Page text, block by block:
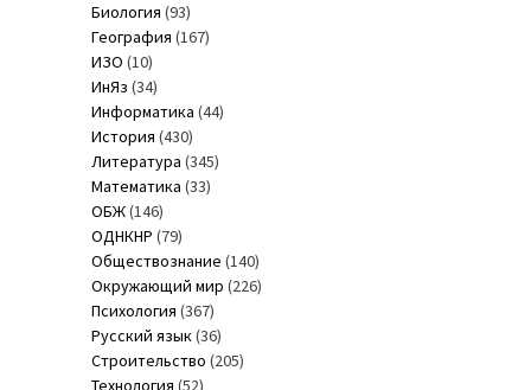
Биология (93)
География (167)
ИЗО (10)
ИнЯз (34)
Информатика (44)
История (430)
Литература (345)
Математика (33)
ОБЖ(146)
ОДНКНР (79)
Обществознание (140)
Окружающий мир (226)
Психология (367)
Русский язык(36)
Строительство (205)
Технология (52)